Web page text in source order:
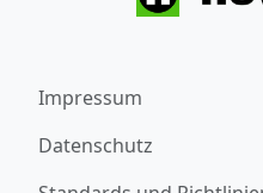
Impressum
Datenschutz